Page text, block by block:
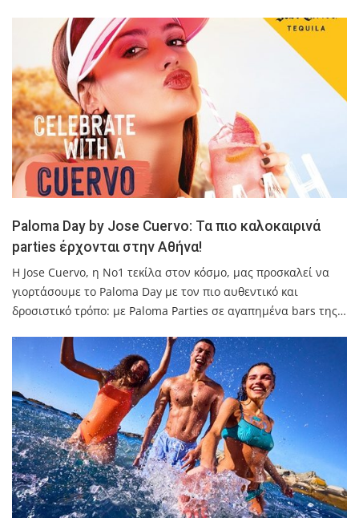
Paloma Day by Jose Cuervo: Τα πιο καλοκαιρινά
parties έρχονται στην Αθήνα!
Η Jose Cuervo, η No1 τεκίλα στον κόσμο, μας προσκαλεί να
γιορτάσουμε το Paloma Day με τον πιο αυθεντικό και
δροσιστικό τρόπο: με Paloma Parties σε αγαπημένα bars της…